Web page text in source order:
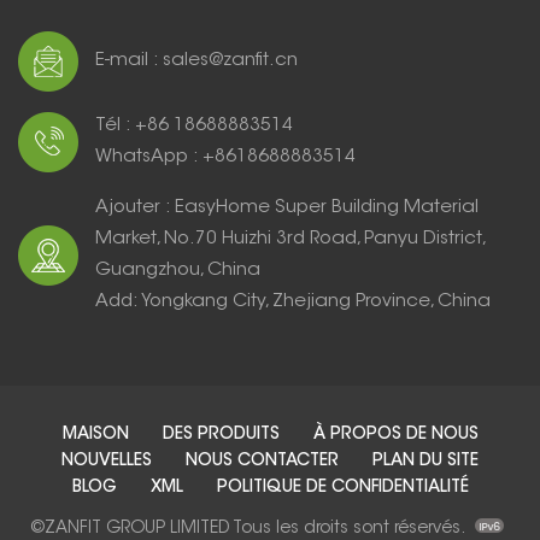
E-mail : sales@zanfit.cn
Tél : +86 18688883514
WhatsApp : +8618688883514
Ajouter : EasyHome Super Building Material
Market, No.70 Huizhi 3rd Road, Panyu District,
Guangzhou, China
Add: Yongkang City, Zhejiang Province, China
MAISON DES PRODUITS
À PROPOS DE NOUS
NOUVELLES
NOUS CONTACTER
PLAN DU SITE
BLOG
XML POLITIQUE DE CONFIDENTIALITÉ
©ZANFIT GROUP LIMITED Tous les droits sont réservés.